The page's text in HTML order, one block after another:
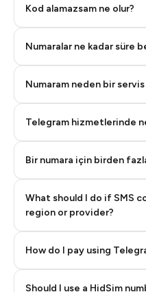
Kod alamazsam ne olur?
Numaralar ne kadar süre
Numaram neden bir
Telegram hizmetlerinde
Bir numara için birden
What should I do if SMS
region or provider?
How do I pay using
Step 2: Buy Stars in
Should I use a HidSim